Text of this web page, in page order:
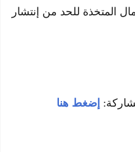
المتخذة للحد من إنتشار
إضغط هنا